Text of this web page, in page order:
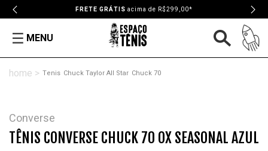
FRETE GRÁTIS acima de R$299,00*
MENU
Tenis Chuck Taylor All Star Chuck 70
Converse
TÊNIS CONVERSE CHUCK 70 OX SEASONAL AZUL